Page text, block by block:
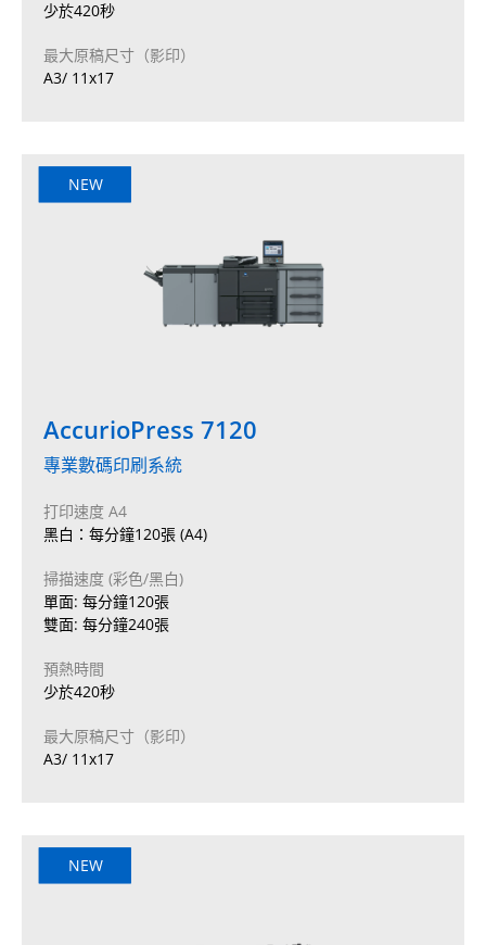
少於420秒
最大原稿尺寸（影印）
A3/ 11x17
NEW
AccurioPress 7120
專業數碼印刷系統
打印速度 A4
黑白：每分鐘120張 (A4)
掃描速度 (彩色/黑白)
單面: 每分鐘120張
雙面: 每分鐘240張
預熱時間
少於420秒
最大原稿尺寸（影印）
A3/ 11x17
NEW